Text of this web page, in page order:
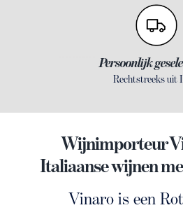
SPECIAAL VOOR DE HORECA
PROEVERIJ AANVRAAG
MIJN ACCOUNT
Persoonlijk
Rechtstreeks uit
Wijnimporteur
Italiaanse wijnen
Vinaro is een